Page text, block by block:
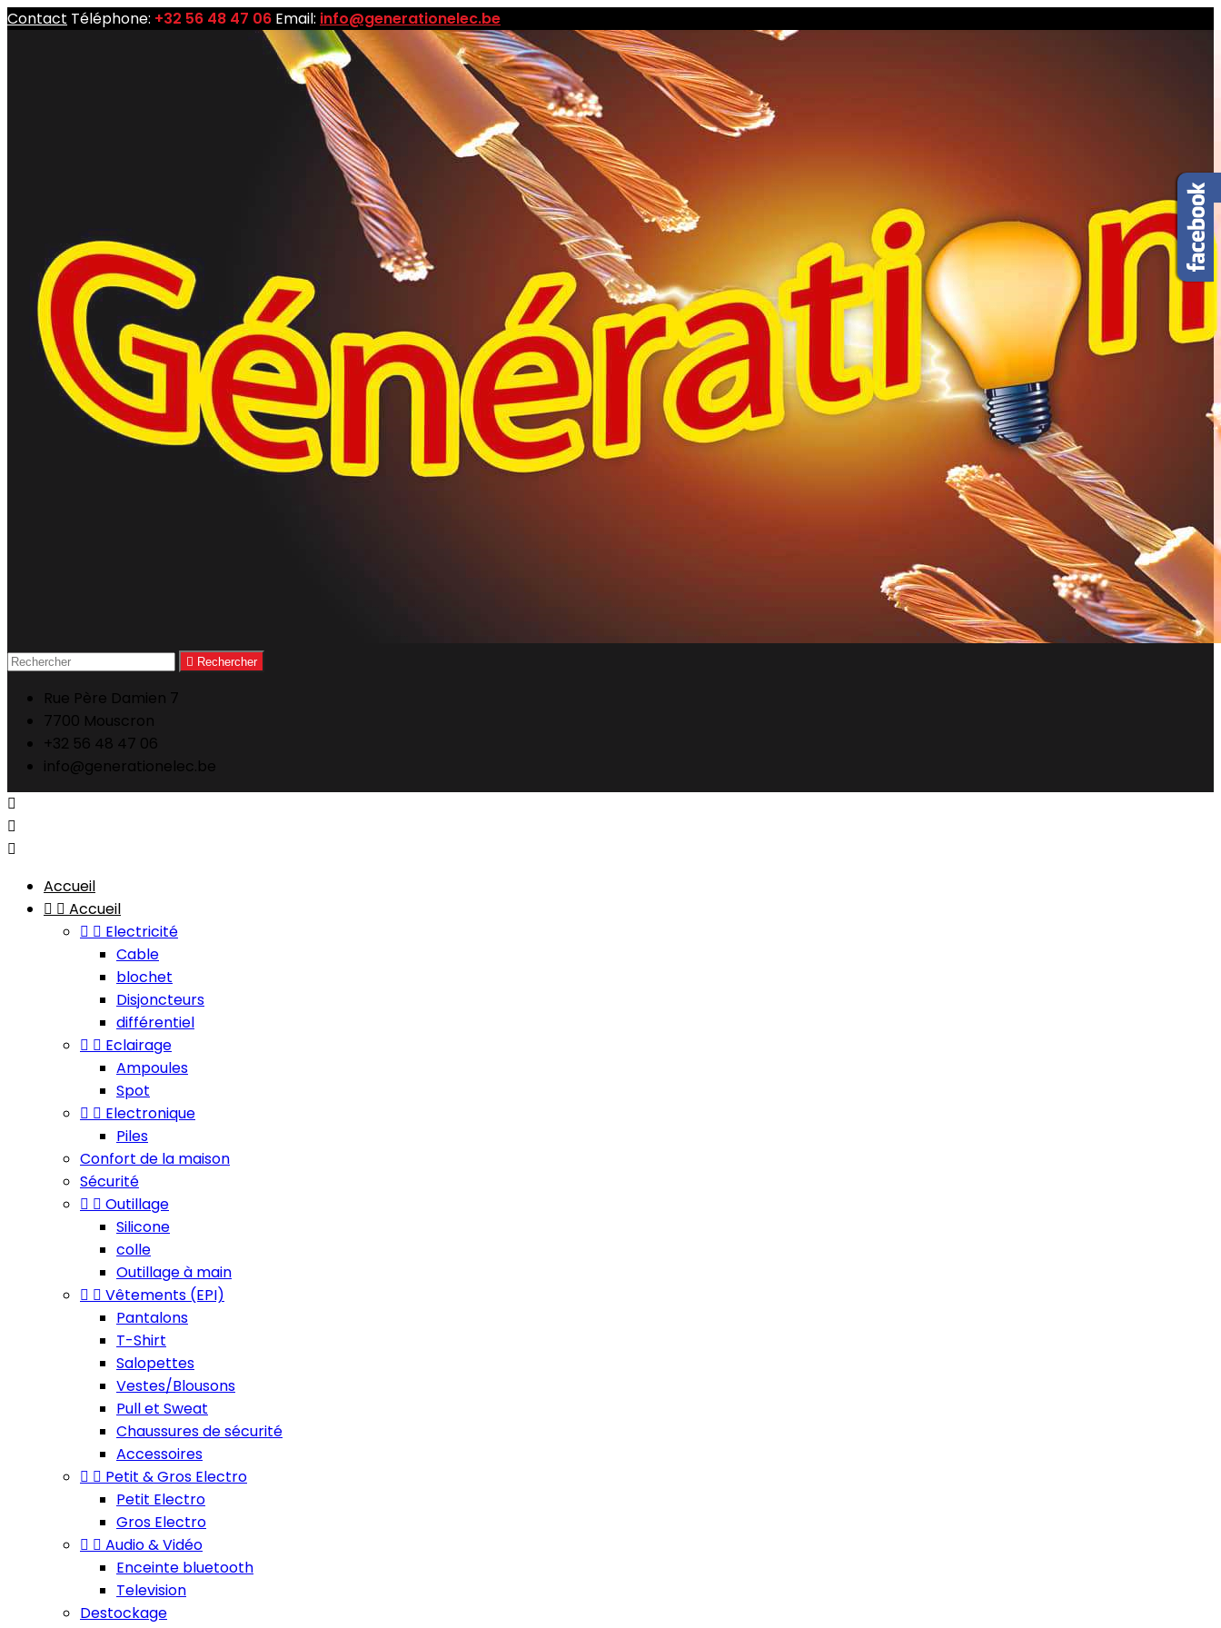
Contact Téléphone: +32 56 48 47 06 Email: info@generationelec.be
 Rechercher
Rue Père Damien 7
7700 Mouscron
+32 56 48 47 06
info@generationelec.be



Accueil
  Accueil
  Electricité
Cable
blochet
Disjoncteurs
différentiel
  Eclairage
Ampoules
Spot
  Electronique
Piles
Confort de la maison
Sécurité
  Outillage
Silicone
colle
Outillage à main
  Vêtements (EPI)
Pantalons
T-Shirt
Salopettes
Vestes/Blousons
Pull et Sweat
Chaussures de sécurité
Accessoires
  Petit & Gros Electro
Petit Electro
Gros Electro
  Audio & Vidéo
Enceinte bluetooth
Television
Destockage